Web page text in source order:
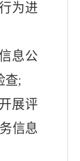
为进
息公
查;
展评
信息